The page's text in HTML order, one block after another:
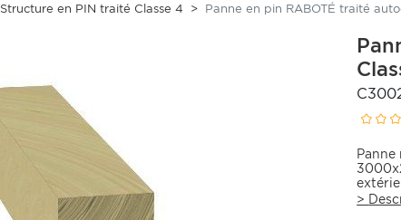
Structure en PIN traité Classe 4 Panne en pin RABOTÉ traité
Panne
>